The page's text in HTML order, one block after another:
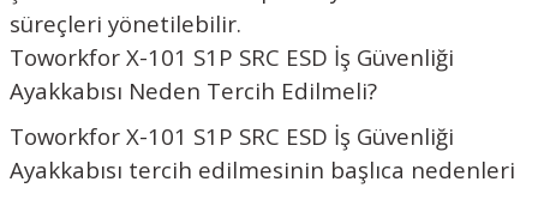
süreçleri yönetilebilir.
Toworkfor X-101 S1P SRC ESD İş Güvenliği
Ayakkabısı Neden Tercih Edilmeli?
Toworkfor X-101 S1P SRC ESD İş Güvenliği
Ayakkabısı tercih edilmesinin başlıca nedenleri